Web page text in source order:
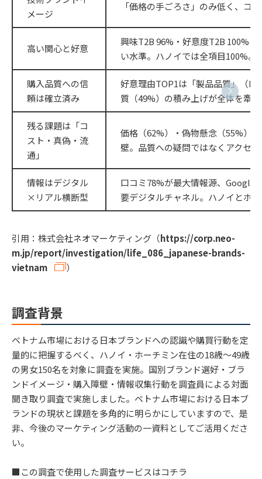
メージ
「価格の手ごろさ」のみ低く、コ
高い関心と好意
興味T2B 96%・好意度T2B 100%
い水準。ハノイでは全項目100%。
購入品質への信
頼は確立済み
好意理由TOP1は「製品品質」（
質（49%）の積み上げが全体を牽
残る課題は「コ
スト・真偽・流
通」
価格（62%）・偽物懸念（55%）
壁。品質への疑問ではなくアクセ
情報はデジタル
×リアル横断型
口コミ78%が最大情報源、Google
要デジタルチャネル。ハノイとホ
引用：株式会社ネオマーケティング（https://corp.neo-
m.jp/report/investigation/life_086_japanese-brands-
vietnam
）
調査背景
ベトナム市場における日本ブランドへの認識や購買行動を定
量的に把握するべく、ハノイ・ホーチミン在住の18歳〜49歳
の男女150名を対象に調査を実施。国別ブランド選好・ブラ
ンドイメージ・購入障壁・情報収集行動を調査員による対面
聞き取り調査で実施しました。ベトナム市場における日本ブ
ランドの現状と課題を多角的に明らかにしていますので、是
非、今後のマーケティング活動の一資料としてご活用くださ
い。
■この調査で使用した調査サービスはコチラ